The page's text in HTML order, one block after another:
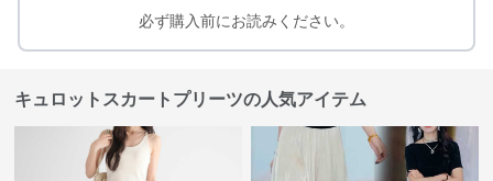
必ず購入前にお読みください。
キュロットスカートプリーツの人気アイテム